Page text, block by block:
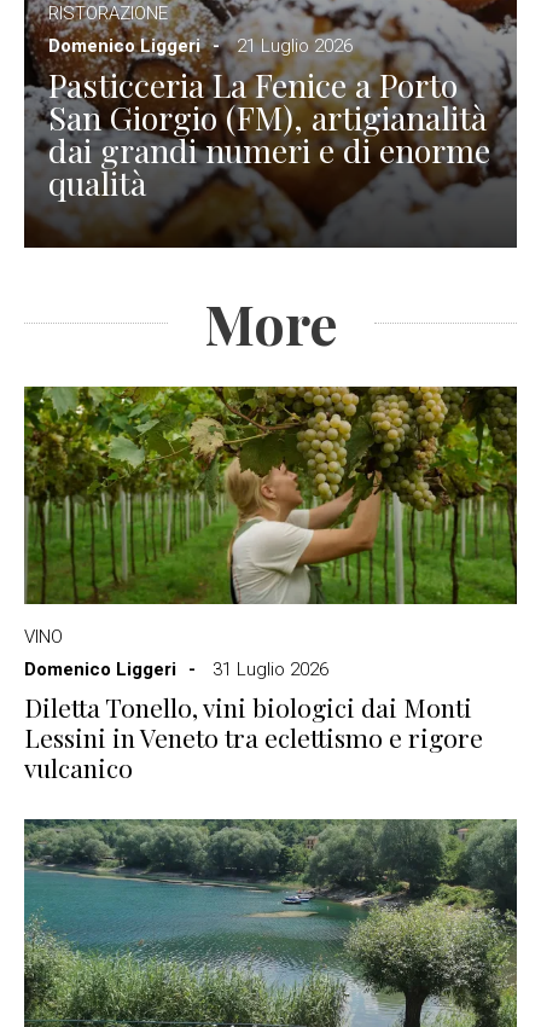
RISTORAZIONE
Domenico Liggeri
21 Luglio 2026
Pasticceria La Fenice a Porto
San Giorgio (FM), artigianalità
dai grandi numeri e di enorme
qualità
More
VINO
Domenico Liggeri
31 Luglio 2026
Diletta Tonello, vini biologici dai Monti
Lessini in Veneto tra eclettismo e rigore
vulcanico